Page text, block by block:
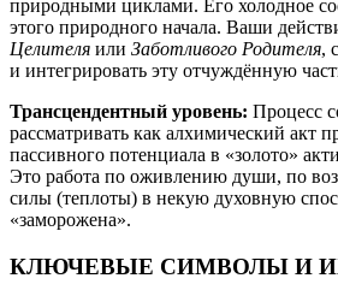
природными циклами. Его холодное
этого природного начала. Ваши
Целителя или Заботливого Родителя,
и интегрировать эту отчуждённую
Трансцендентный уровень: Процесс
рассматривать как алхимический акт
пассивного потенциала в «золото»
Это работа по оживлению души, по
силы (теплоты) в некую духовную
«заморожена».
КЛЮЧЕВЫЕ СИМВОЛЫ И